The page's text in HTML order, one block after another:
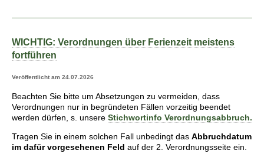
WICHTIG: Verordnungen über Ferienzeit meistens
fortführen
Veröffentlicht am 24.07.2026
Beachten Sie bitte um Absetzungen zu vermeiden, dass
Verordnungen nur in begründeten Fällen vorzeitig beendet
werden dürfen, s. unsere Stichwortinfo Verordnungsabbruch.
Tragen Sie in einem solchen Fall unbedingt das Abbruchdatum
im dafür vorgesehenen Feld auf der 2. Verordnungsseite ein.